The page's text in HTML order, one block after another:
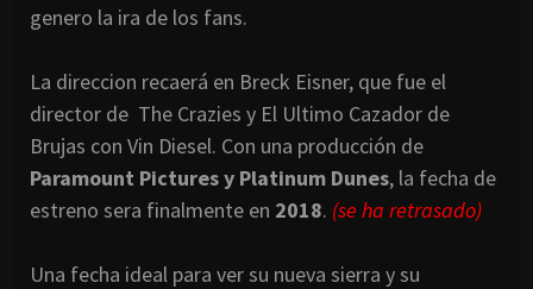
genero la ira de los fans.
La direccion recaerá en Breck Eisner, que fue el
director de The Crazies y El Ultimo Cazador de
Brujas con Vin Diesel. Con una producción de
Paramount Pictures y Platinum Dunes, la fecha de
estreno sera finalmente en 2018. (se ha retrasado)
Una fecha ideal para ver su nueva sierra y su